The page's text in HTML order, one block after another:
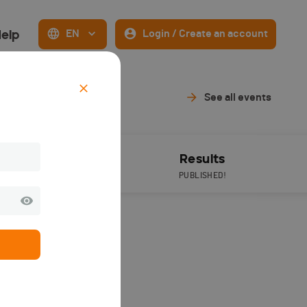
EN Login / Create an account
See all events
Results
PUBLISHED!